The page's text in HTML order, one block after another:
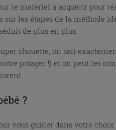
le matériel à acquérir pour
les étapes de la méthode
de plus en plus.
chouette, on sait
potager !) et on peut les
?
vous guider dans votre